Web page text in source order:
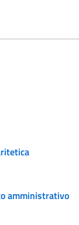
amministrativo